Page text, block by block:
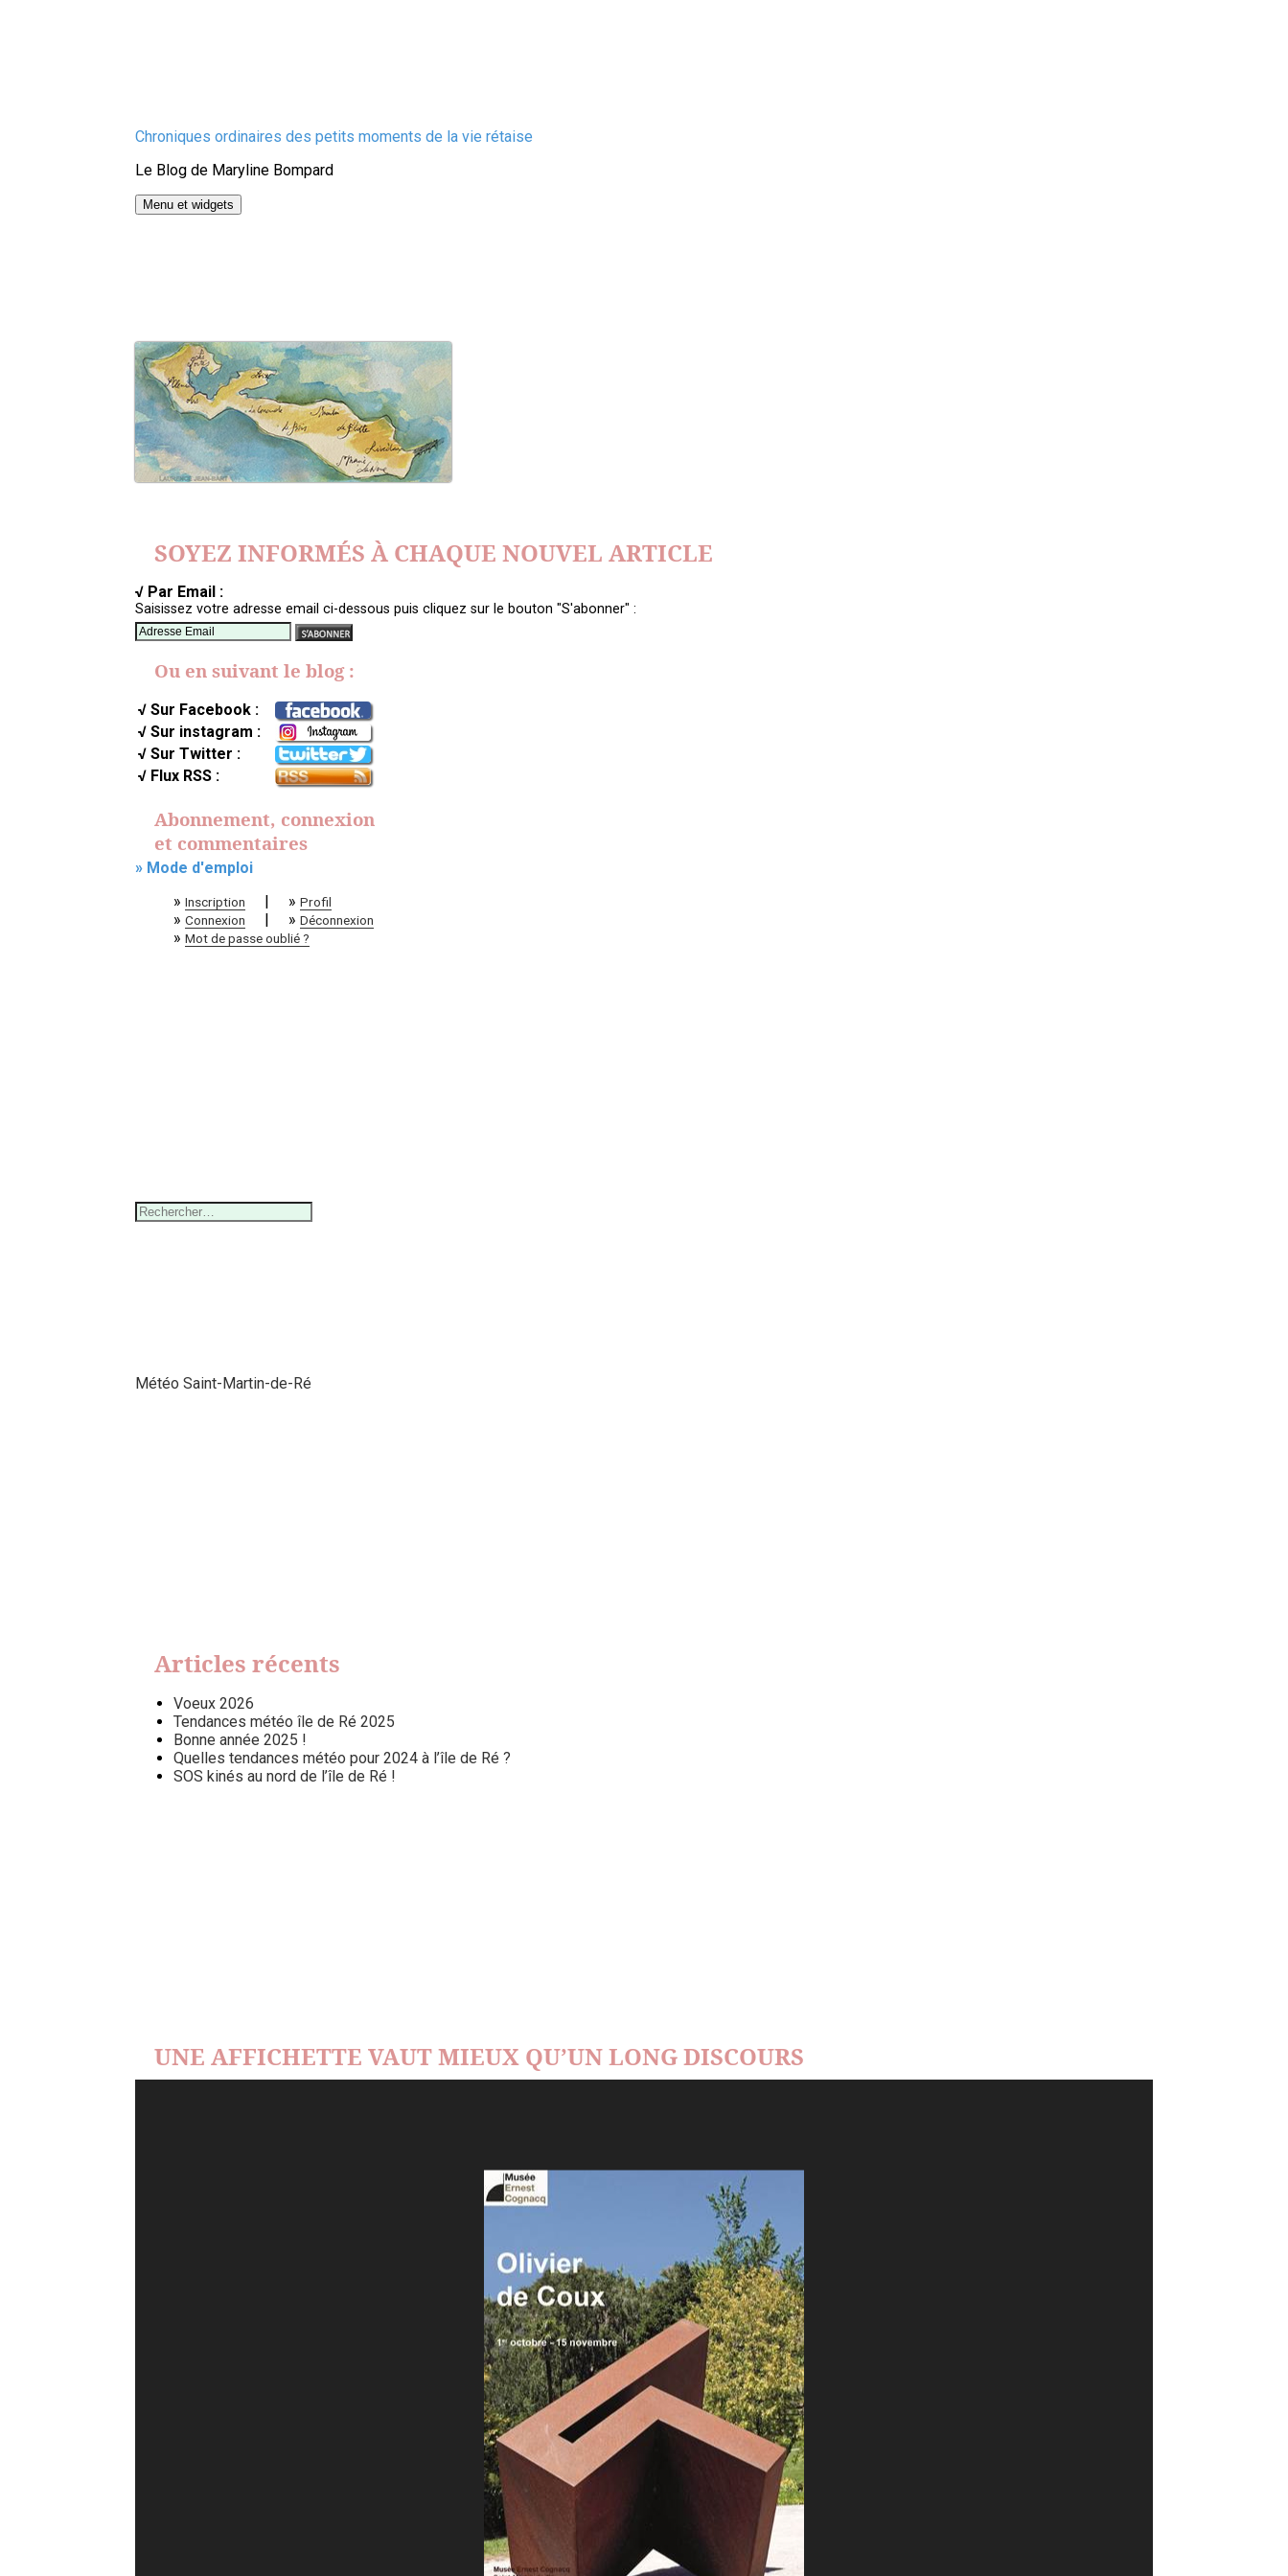
Chroniques ordinaires des petits moments de la vie rétaise
Le Blog de Maryline Bompard
Menu et widgets
SOYEZ INFORMÉS À CHAQUE NOUVEL ARTICLE
√ Par Email :
Saisissez votre adresse email ci-dessous puis cliquez sur le bouton "S'abonner" :
Ou en suivant le blog :
√ Sur Facebook :
√ Sur instagram :
√ Sur Twitter :
√ Flux RSS :
Abonnement, connexion
et commentaires
» Mode d'emploi
» Inscription » Profil
» Connexion » Déconnexion
» Mot de passe oublié ?
Rechercher :
Météo Saint-Martin-de-Ré
Articles récents
Voeux 2026
Tendances météo île de Ré 2025
Bonne année 2025 !
Quelles tendances météo pour 2024 à l’île de Ré ?
SOS kinés au nord de l’île de Ré !
UNE AFFICHETTE VAUT MIEUX QU’UN LONG DISCOURS